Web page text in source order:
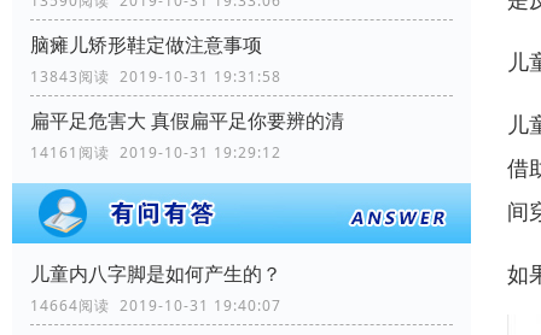
脑瘫儿矫形鞋定做注意事项
13843阅读 2019-10-31 19:31:58
扁平足危害大 真假扁平足你要辨的清
14161阅读 2019-10-31 19:29:12
儿童内八字脚是如何产生的？
14664阅读 2019-10-31 19:40:07
儿
儿
借
间
如